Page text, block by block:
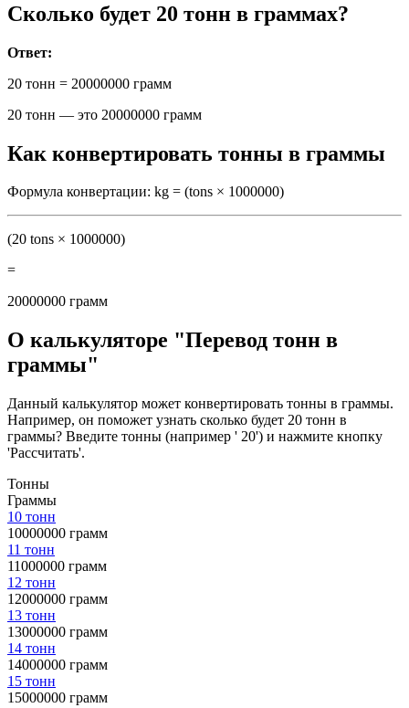
Сколько будет 20 тонн в граммах?
Ответ:
20 тонн = 20000000 грамм
20 тонн — это 20000000 грамм
Как конвертировать тонны в граммы
Формула конвертации: kg = (tons × 1000000)
(20 tons × 1000000)
=
20000000 грамм
О калькуляторе "Перевод тонн в
граммы"
Данный калькулятор может конвертировать тонны в граммы.
Например, он поможет узнать сколько будет 20 тонн в
граммы? Введите тонны (например ' 20') и нажмите кнопку
'Рассчитать'.
Тонны
Граммы
10 тонн
10000000 грамм
11 тонн
11000000 грамм
12 тонн
12000000 грамм
13 тонн
13000000 грамм
14 тонн
14000000 грамм
15 тонн
15000000 грамм